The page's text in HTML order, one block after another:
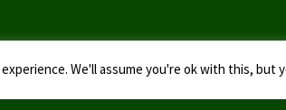
We'll assume you're ok with this, but